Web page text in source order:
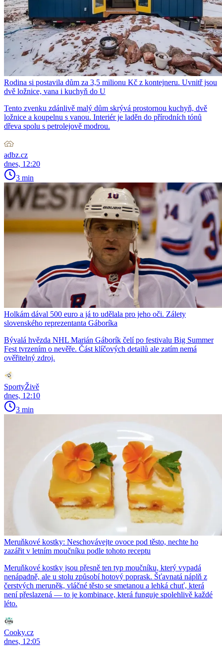
Rodina si postavila dům za 3,5 milionu Kč z kontejneru. Uvnitř jsou
dvě ložnice, vana i kuchyň do U
Tento zvenku zdánlivě malý dům skrývá prostornou kuchyň, dvě
ložnice a koupelnu s vanou. Interiér je laděn do přírodních tónů
dřeva spolu s petrolejově modrou.
adbz.cz
dnes, 12:20
3 min
Holkám dával 500 euro a já to udělala pro jeho oči. Zálety
slovenského reprezentanta Gáboríka
Bývalá hvězda NHL Marián Gáborík čelí po festivalu Big Summer
Fest tvrzením o nevěře. Část klíčových detailů ale zatím nemá
ověřitelný zdroj.
SportyŽivě
dnes, 12:10
3 min
Meruňkové kostky: Neschovávejte ovoce pod těsto, nechte ho
zazářit v letním moučníku podle tohoto receptu
Meruňkové kostky jsou přesně ten typ moučníku, který vypadá
nenápadně, ale u stolu způsobí hotový poprask. Šťavnatá náplň z
čerstvých meruněk, vláčné těsto se smetanou a lehká chuť, která
není přeslazená — to je kombinace, která funguje spolehlivě každé
léto.
Cooky.cz
dnes, 12:05